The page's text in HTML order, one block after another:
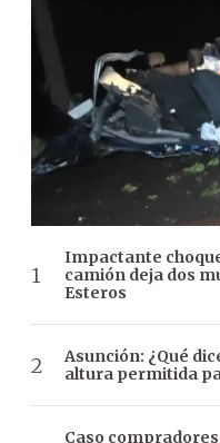
Impactante
camión deja dos
Esteros
Asunción: ¿Qué
altura permitida
Caso